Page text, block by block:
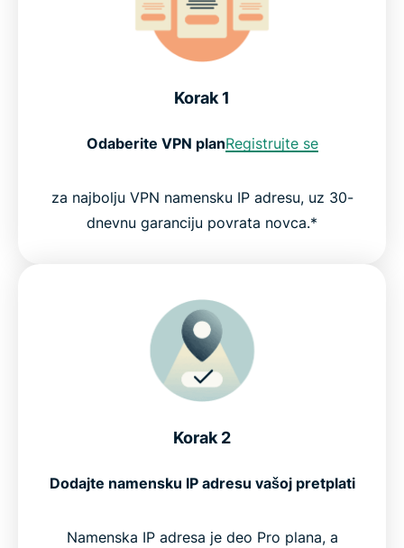
Korak 1
Odaberite VPN planRegistrujte se
za najbolju VPN namensku IP adresu, uz 30-
dnevnu garanciju povrata novca.*
Korak 2
Dodajte namensku IP adresu vašoj pretplati
Namenska IP adresa je deo Pro plana, a